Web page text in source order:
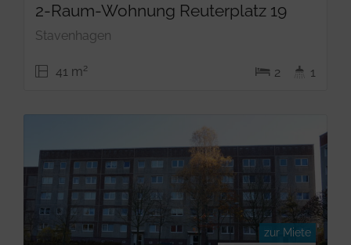
2-Raum-Wohnung Reuterplatz 19
Stavenhagen
41 m2 2 1
zur Miete